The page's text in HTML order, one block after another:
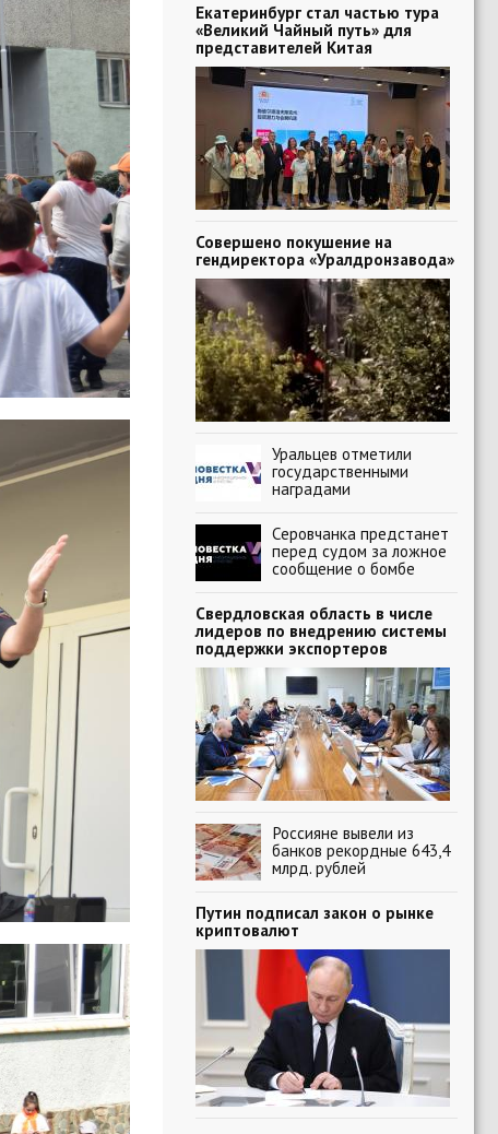
Екатеринбург стал частью тура
«Великий Чайный путь» для
представителей Китая
Совершено покушение на
гендиректора «Уралдронзавода»
Уральцев отметили
государственными
наградами
Серовчанка предстанет
перед судом за ложное
сообщение о бомбе
Свердловская область в числе
лидеров по внедрению системы
поддержки экспортеров
Россияне вывели из
банков рекордные 643,4
млрд. рублей
Путин подписал закон о рынке
криптовалют